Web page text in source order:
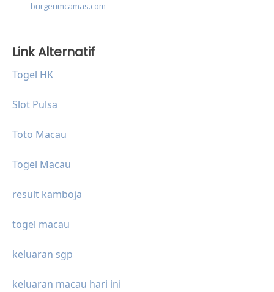
burgerimcamas.com
Link Alternatif
Togel HK
Slot Pulsa
Toto Macau
Togel Macau
result kamboja
togel macau
keluaran sgp
keluaran macau hari ini